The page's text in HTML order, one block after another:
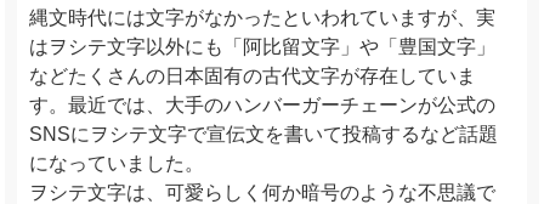
縄文時代には文字がなかったといわれていますが、実
はヲシテ文字以外にも「阿比留文字」や「豊国文字」
などたくさんの日本固有の古代文字が存在していま
す。最近では、大手のハンバーガーチェーンが公式の
SNSにヲシテ文字で宣伝文を書いて投稿するなど話題
になっていました。
ヲシテ文字は、可愛らしく何か暗号のような不思議で